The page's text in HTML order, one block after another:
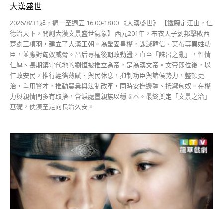
大漢盛世
2026/8/31起，週一至週五 16:00-18:00 《大漢盛世》 【鐵腕定江山，仁
德治天下，開創大漢文景盛世氣象】 西元201年，布衣天子劉邦擊敗西
楚霸王項羽，建立了大漢王朝。為鞏固皇權，誅滅韓信、英布等異姓功
臣，並應對匈奴威脅。呂后專權後朝政動盪，直至「誅呂之亂」，性情
仁厚、長期鎮守代地的劉恒被推立為帝，是為漢文帝。文帝即位後，以
仁政安民，推行輕徭薄賦、與民休息，抑制功臣與諸侯勢力，整頓吏
治，重用賢才，推動農業與法制改革，同時安撫邊疆、抵禦匈奴。在權
力與親情間多有取捨，含淚處置親族以穩國本。最終奠定「文景之治」
基礎，使漢室走向長治久安。